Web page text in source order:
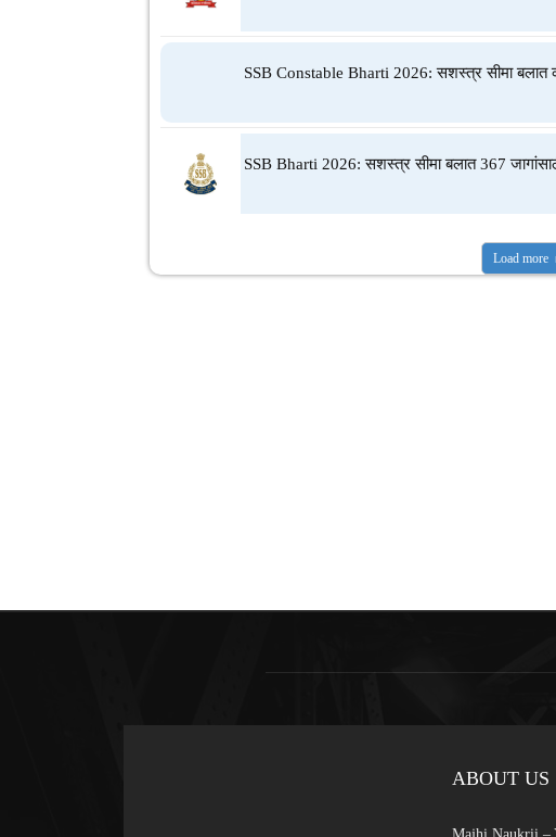
SSB Constable Bharti 2026: सशस्त्र सीमा बलात
SSB Bharti 2026: सशस्त्र सीमा बलात 367
Load more
ABOUT US